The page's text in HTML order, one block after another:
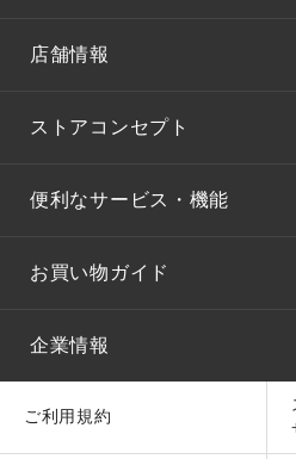
店舗情報
ストアコンセプト
便利なサービス・機能
お買い物ガイド
企業情報
ご利用規約